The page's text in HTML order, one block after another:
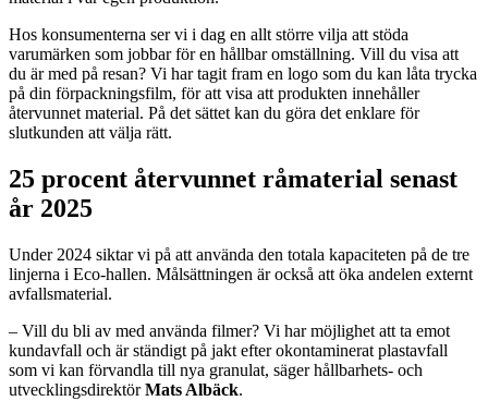
Hos konsumenterna ser vi i dag en allt större vilja att stöda
varumärken som jobbar för en hållbar omställning. Vill du visa att
du är med på resan? Vi har tagit fram en logo som du kan låta trycka
på din förpackningsfilm, för att visa att produkten innehåller
återvunnet material. På det sättet kan du göra det enklare för
slutkunden att välja rätt.
25 procent återvunnet råmaterial senast
år 2025
Under 2024 siktar vi på att använda den totala kapaciteten på de tre
linjerna i Eco-hallen. Målsättningen är också att öka andelen externt
avfallsmaterial.
– Vill du bli av med använda filmer? Vi har möjlighet att ta emot
kundavfall och är ständigt på jakt efter okontaminerat plastavfall
som vi kan förvandla till nya granulat, säger hållbarhets- och
utvecklingsdirektörMats Albäck.